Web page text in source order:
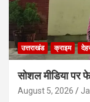
उत्तराखंड क्राइम
सोशल मीडिया पर
August 5, 2026